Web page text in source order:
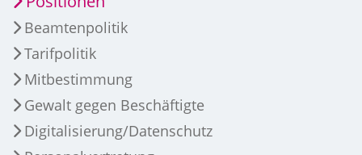
Beamtenpolitik
Tarifpolitik
Mitbestimmung
Gewalt gegen Beschäftigte
Digitalisierung/Datenschutz